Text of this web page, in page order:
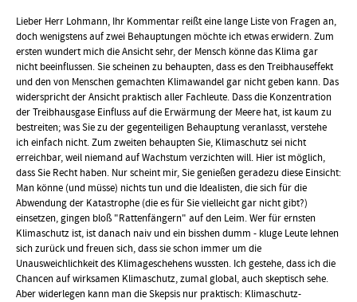
Lieber Herr Lohmann, Ihr Kommentar reißt eine lange Liste von Fragen an,
doch wenigstens auf zwei Behauptungen möchte ich etwas erwidern. Zum
ersten wundert mich die Ansicht sehr, der Mensch könne das Klima gar
nicht beeinflussen. Sie scheinen zu behaupten, dass es den Treibhauseffekt
und den von Menschen gemachten Klimawandel gar nicht geben kann. Das
widerspricht der Ansicht praktisch aller Fachleute. Dass die Konzentration
der Treibhausgase Einfluss auf die Erwärmung der Meere hat, ist kaum zu
bestreiten; was Sie zu der gegenteiligen Behauptung veranlasst, verstehe
ich einfach nicht. Zum zweiten behaupten Sie, Klimaschutz sei nicht
erreichbar, weil niemand auf Wachstum verzichten will. Hier ist möglich,
dass Sie Recht haben. Nur scheint mir, Sie genießen geradezu diese Einsicht:
Man könne (und müsse) nichts tun und die Idealisten, die sich für die
Abwendung der Katastrophe (die es für Sie vielleicht gar nicht gibt?)
einsetzen, gingen bloß "Rattenfängern" auf den Leim. Wer für ernsten
Klimaschutz ist, ist danach naiv und ein bisshen dumm - kluge Leute lehnen
sich zurück und freuen sich, dass sie schon immer um die
Unausweichlichkeit des Klimageschehens wussten. Ich gestehe, dass ich die
Chancen auf wirksamen Klimaschutz, zumal global, auch skeptisch sehe.
Aber widerlegen kann man die Skepsis nur praktisch: Klimaschutz-